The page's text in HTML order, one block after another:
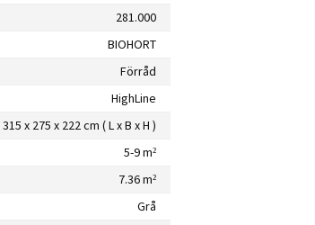
281.000
BIOHORT
Förråd
HighLine
315 x 275 x 222 cm ( L x B x H )
5-9 m²
7.36 m²
Grå